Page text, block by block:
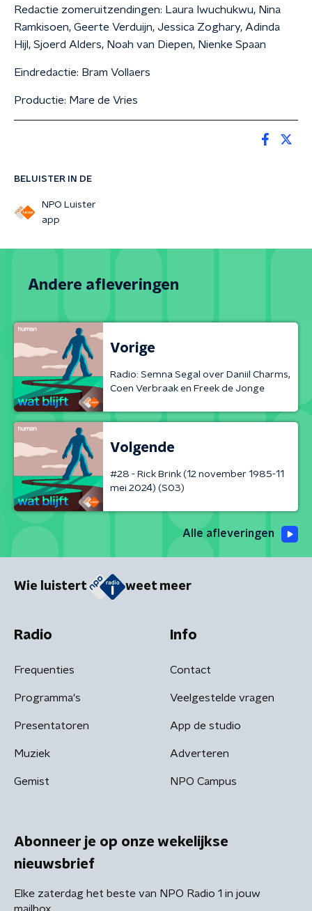
BELUISTER IN DE
NPO Luister
app
Redactie zomeruitzendingen: Laura Iwuchukwu, Nina
Ramkisoen, Geerte Verduijn, Jessica Zoghary, Adinda
Hijl, Sjoerd Alders, Noah van Diepen, Nienke Spaan
Eindredactie: Bram Vollaers
Productie: Mare de Vries
Andere afleveringen
Vorige
Radio: Semna Segal over Daniil Charms,
Coen Verbraak en Freek de Jonge
Volgende
#28 - Rick Brink (12 november 1985-11
mei 2024) (S03)
Alle afleveringen
Wie luistert weet meer
Radio
Frequenties
Programma's
Presentatoren
Muziek
Gemist
Info
Contact
Veelgestelde vragen
App de studio
Adverteren
NPO Campus
Abonneer je op onze wekelijkse
nieuwsbrief
Elke zaterdag het beste van NPO Radio 1 in jouw
mailbox